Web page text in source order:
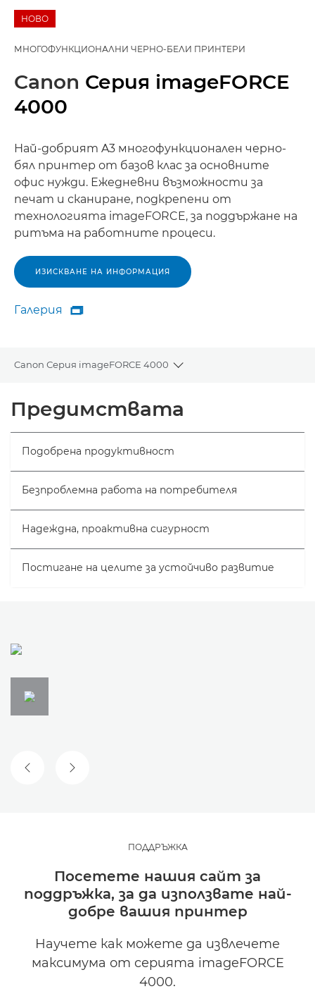
НОВО
МНОГОФУНКЦИОНАЛНИ ЧЕРНО-БЕЛИ ПРИНТЕРИ
Canon Серия imageFORCE
4000
Най-добрият A3 многофункционален черно-
бял принтер от базов клас за основните
офис нужди. Ежедневни възможности за
печат и сканиране, подкрепени от
технологията imageFORCE, за поддържане на
ритъма на работните процеси.
ИЗИСКВАНЕ НА ИНФОРМАЦИЯ
Галерия
Галерия

Canon Серия imageFORCE 4000
Toggle breadcrumbs
Спецификации
Предимствата
Подобрена продуктивност
Безпроблемна работа на потребителя
Надеждна, проактивна сигурност
Постигане на целите за устойчиво развитие
ПРЕДИШЕН СЛАЙД
СЛЕДВАЩ СЛАЙД
ПОДДРЪЖКА
Посетете нашия сайт за
поддръжка, за да използвате най-
добре вашия принтер
Научете как можете да извлечете
максимума от серията imageFORCE
4000.